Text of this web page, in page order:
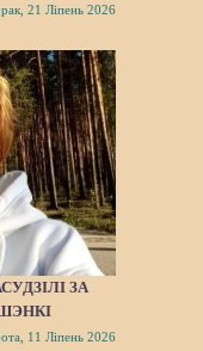
21 Ліпень 2026
ЗА
11 Ліпень 2026